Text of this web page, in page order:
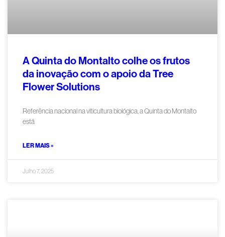
A Quinta do Montalto colhe os frutos
da inovação com o apoio da Tree
Flower Solutions
Referência nacional na viticultura biológica, a Quinta do Montalto
está
LER MAIS »
Julho 7, 2025